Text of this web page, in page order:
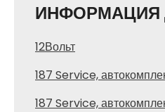
ИНФОРМАЦИЯ
12Вольт
187 Service,
187 Service,